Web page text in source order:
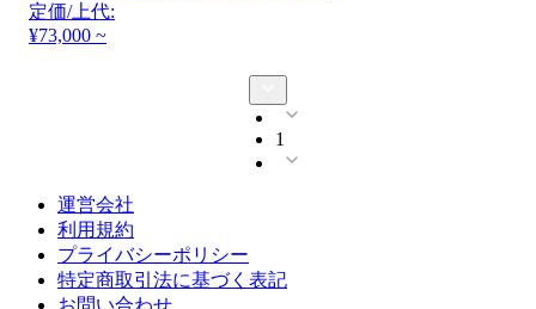
定価/上代:
¥73,000 ~
1
運営会社
利用規約
プライバシーポリシー
特定商取引法に基づく表記
お問い合わせ